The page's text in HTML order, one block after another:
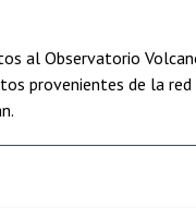
al Observatorio
provenientes de la